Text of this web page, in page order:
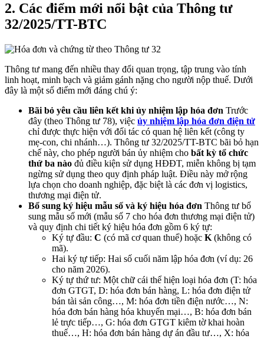
2. Các điểm mới nổi bật của Thông tư
32/2025/TT-BTC
Thông tư mang đến nhiều thay đổi quan trọng, tập trung vào tính
linh hoạt, minh bạch và giảm gánh nặng cho người nộp thuế. Dưới
đây là một số điểm mới đáng chú ý:
Bãi bỏ yêu cầu liên kết khi ủy nhiệm lập hóa đơn Trước
đây (theo Thông tư 78), việc ủy nhiệm lập hóa đơn điện tử
chỉ được thực hiện với đối tác có quan hệ liên kết (công ty
mẹ-con, chi nhánh…). Thông tư 32/2025/TT-BTC bãi bỏ hạn
chế này, cho phép người bán ủy nhiệm cho bất kỳ tổ chức
thứ ba nào đủ điều kiện sử dụng HĐĐT, miễn không bị tạm
ngừng sử dụng theo quy định pháp luật. Điều này mở rộng
lựa chọn cho doanh nghiệp, đặc biệt là các đơn vị logistics,
thương mại điện tử.
Bổ sung ký hiệu mẫu số và ký hiệu hóa đơn Thông tư bổ
sung mẫu số mới (mẫu số 7 cho hóa đơn thương mại điện tử)
và quy định chi tiết ký hiệu hóa đơn gồm 6 ký tự:
Ký tự đầu: C (có mã cơ quan thuế) hoặc K (không có
mã).
Hai ký tự tiếp: Hai số cuối năm lập hóa đơn (ví dụ: 26
cho năm 2026).
Ký tự thứ tư: Một chữ cái thể hiện loại hóa đơn (T: hóa
đơn GTGT, D: hóa đơn bán hàng, L: hóa đơn điện tử
bán tài sản công…, M: hóa đơn tiền điện nước…, N:
hóa đơn bán hàng hóa khuyến mại…, B: hóa đơn bán
lẻ trực tiếp…, G: hóa đơn GTGT kiêm tờ khai hoàn
thuế…, H: hóa đơn bán hàng dự án đầu tư…, X: hóa